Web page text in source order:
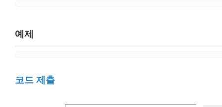
예제
코드 제출